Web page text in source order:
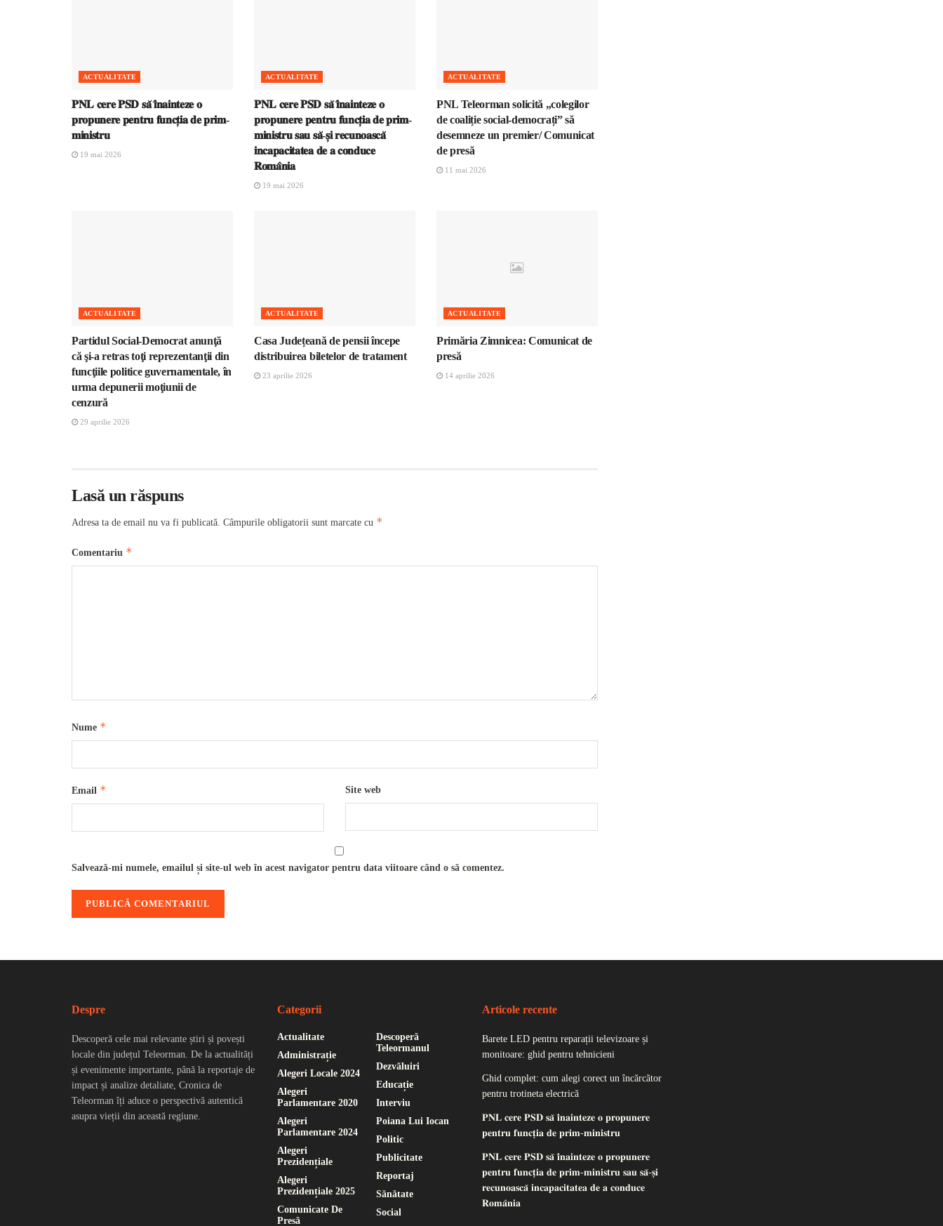
ACTUALITATE
𝐏𝐍𝐋 𝐜𝐞𝐫𝐞 𝐏𝐒𝐃 𝐬𝐚̆ 𝐢̂𝐧𝐚𝐢𝐧𝐭𝐞𝐳𝐞 𝐨
𝐩𝐫𝐨𝐩𝐮𝐧𝐞𝐫𝐞 𝐩𝐞𝐧𝐭𝐫𝐮 𝐟𝐮𝐧𝐜𝐭̦𝐢𝐚 𝐝𝐞 𝐩𝐫𝐢𝐦-
𝐦𝐢𝐧𝐢𝐬𝐭𝐫𝐮
19 mai 2026
ACTUALITATE
𝐏𝐍𝐋 𝐜𝐞𝐫𝐞 𝐏𝐒𝐃 𝐬𝐚̆ 𝐢̂𝐧𝐚𝐢𝐧𝐭𝐞𝐳𝐞 𝐨
𝐩𝐫𝐨𝐩𝐮𝐧𝐞𝐫𝐞 𝐩𝐞𝐧𝐭𝐫𝐮 𝐟𝐮𝐧𝐜𝐭̦𝐢𝐚 𝐝𝐞 𝐩𝐫𝐢𝐦-
𝐦𝐢𝐧𝐢𝐬𝐭𝐫𝐮 𝐬𝐚𝐮 𝐬𝐚̆-𝐬̦𝐢 𝐫𝐞𝐜𝐮𝐧𝐨𝐚𝐬𝐜𝐚̆
𝐢𝐧𝐜𝐚𝐩𝐚𝐜𝐢𝐭𝐚𝐭𝐞𝐚 𝐝𝐞 𝐚 𝐜𝐨𝐧𝐝𝐮𝐜𝐞
𝐑𝐨𝐦𝐚̂𝐧𝐢𝐚
19 mai 2026
ACTUALITATE
PNL Teleorman solicită „colegilor
de coaliție social-democrați” să
desemneze un premier/ Comunicat
de presă
11 mai 2026
ACTUALITATE
Partidul Social-Democrat anunţă
că şi-a retras toţi reprezentanţii din
funcţiile politice guvernamentale, în
urma depunerii moţiunii de
cenzură
29 aprilie 2026
ACTUALITATE
Casa Județeană de pensii începe
distribuirea biletelor de tratament
23 aprilie 2026
ACTUALITATE
Primăria Zimnicea: Comunicat de
presă
14 aprilie 2026
Lasă un răspuns
Adresa ta de email nu va fi publicată. Câmpurile obligatorii sunt marcate cu *
Comentariu *
Nume *
Email * Site web
Salvează-mi numele, emailul și site-ul web în acest navigator pentru data viitoare când o să comentez.
Despre
Descoperă cele mai relevante știri și povești
locale din județul Teleorman. De la actualități
și evenimente importante, până la reportaje de
impact și analize detaliate, Cronica de
Teleorman îți aduce o perspectivă autentică
asupra vieții din această regiune.
Categorii
Actualitate
Administrație
Alegeri Locale 2024
Alegeri
Parlamentare 2020
Alegeri
Parlamentare 2024
Alegeri
Prezidențiale
Alegeri
Prezidențiale 2025
Comunicate De
Presă
Descoperă
Teleormanul
Dezvăluiri
Educație
Interviu
Poiana Lui Iocan
Politic
Publicitate
Reportaj
Sănătate
Social
Articole recente
Barete LED pentru reparații televizoare și
monitoare: ghid pentru tehnicieni
Ghid complet: cum alegi corect un încărcător
pentru trotineta electrică
𝐏𝐍𝐋 𝐜𝐞𝐫𝐞 𝐏𝐒𝐃 𝐬𝐚̆ 𝐢̂𝐧𝐚𝐢𝐧𝐭𝐞𝐳𝐞 𝐨 𝐩𝐫𝐨𝐩𝐮𝐧𝐞𝐫𝐞
𝐩𝐞𝐧𝐭𝐫𝐮 𝐟𝐮𝐧𝐜𝐭̦𝐢𝐚 𝐝𝐞 𝐩𝐫𝐢𝐦-𝐦𝐢𝐧𝐢𝐬𝐭𝐫𝐮
𝐏𝐍𝐋 𝐜𝐞𝐫𝐞 𝐏𝐒𝐃 𝐬𝐚̆ 𝐢̂𝐧𝐚𝐢𝐧𝐭𝐞𝐳𝐞 𝐨 𝐩𝐫𝐨𝐩𝐮𝐧𝐞𝐫𝐞
𝐩𝐞𝐧𝐭𝐫𝐮 𝐟𝐮𝐧𝐜𝐭̦𝐢𝐚 𝐝𝐞 𝐩𝐫𝐢𝐦-𝐦𝐢𝐧𝐢𝐬𝐭𝐫𝐮 𝐬𝐚𝐮 𝐬𝐚̆-𝐬̦𝐢
𝐫𝐞𝐜𝐮𝐧𝐨𝐚𝐬𝐜𝐚̆ 𝐢𝐧𝐜𝐚𝐩𝐚𝐜𝐢𝐭𝐚𝐭𝐞𝐚 𝐝𝐞 𝐚 𝐜𝐨𝐧𝐝𝐮𝐜𝐞
𝐑𝐨𝐦𝐚̂𝐧𝐢𝐚